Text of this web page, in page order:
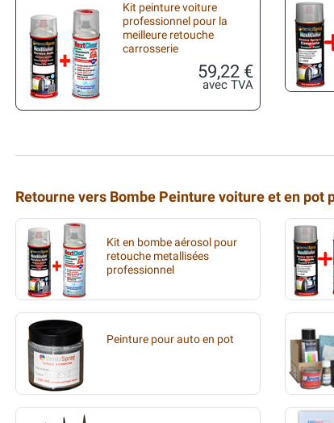
Kit peinture voiture
professionnel pour la
meilleure retouche
carrosserie
59,22 €
avec TVA
Retourne vers Bombe Peinture voiture et en pot
Kit en bombe aérosol pour
retouche metallisées
professionnel
Peinture pour auto en pot